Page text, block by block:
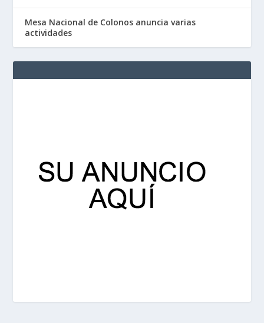
Mesa Nacional de Colonos anuncia varias
actividades